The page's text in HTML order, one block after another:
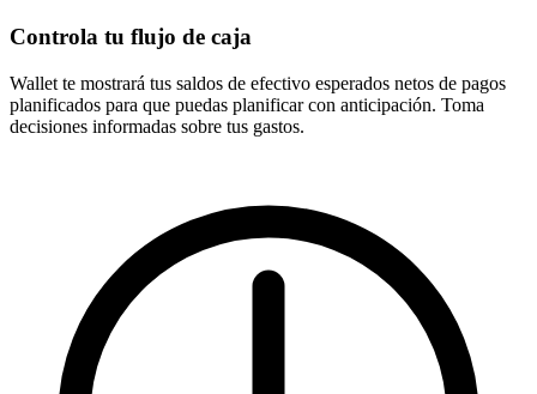
Controla tu flujo de caja
Wallet te mostrará tus saldos de efectivo esperados netos de pagos
planificados para que puedas planificar con anticipación. Toma
decisiones informadas sobre tus gastos.